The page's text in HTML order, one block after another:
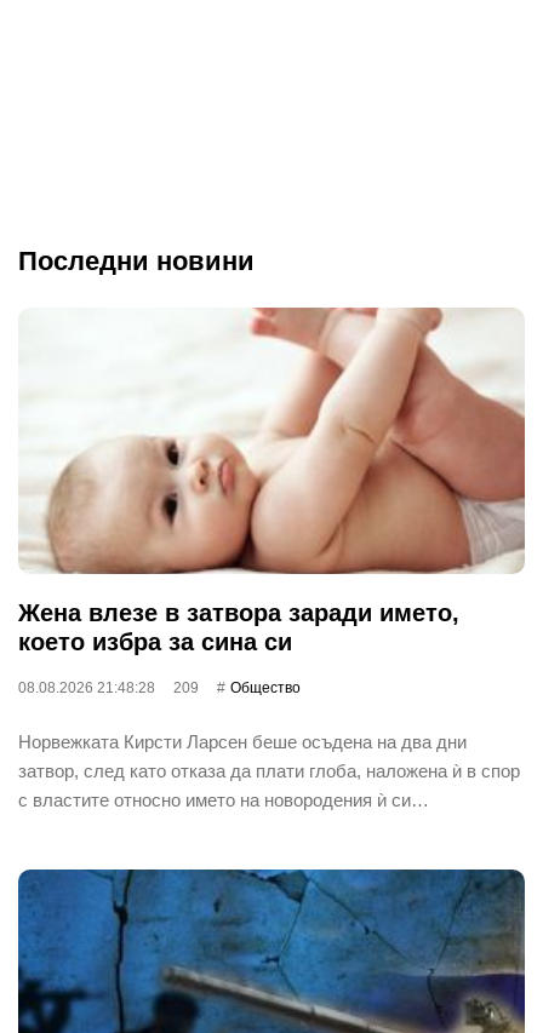
Последни новини
Жена влезе в затвора заради името,
което избра за сина си
08.08.2026 21:48:28 209 Общество
Норвежката Кирсти Ларсен беше осъдена на два дни
затвор, след като отказа да плати глоба, наложена ѝ в спор
с властите относно името на новородения ѝ си…